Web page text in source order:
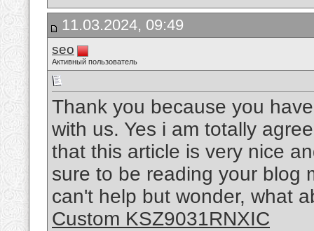
11.03.2024, 09:49
seo
Активный пользователь
Thank you because you
with us. Yes i am totally
that this article is very nice
sure to be reading your blog
can't help but wonder, what
Custom KSZ9031RNXIC